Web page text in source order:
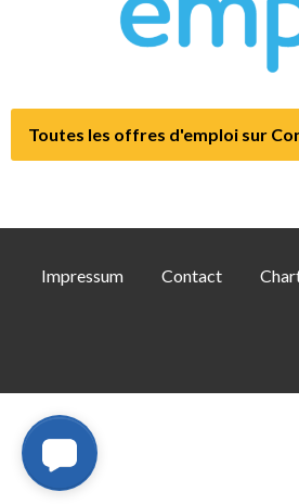
Toutes les offres d'emploi sur
Impressum Contact